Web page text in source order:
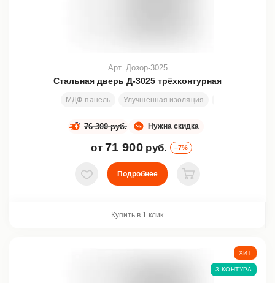
Стальная дверь Д-3025 трёхконтурная
МДФ-панель Улучшенная изоляция
Арт. Дозор-3025
Нужна скидка
76 300 руб.
от 71 900 руб. –7%
В избранное
Подробнее
В корзину
Купить в 1 клик
ХИТ
3 КОНТУРА